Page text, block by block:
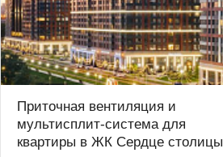
Приточная вентиляция и
мультисплит-система для
квартиры в ЖК Сердце столицы